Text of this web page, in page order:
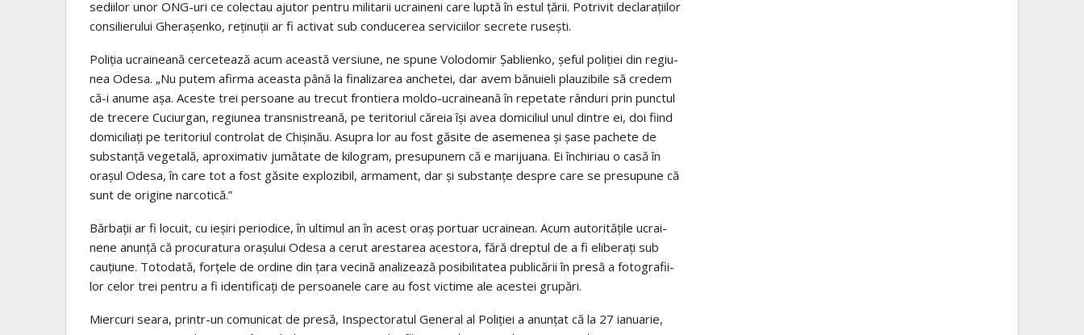
sedi­i­lor unor ONG-uri ce colec­tau aju­tor pen­tru mili­ta­rii ucrai­neni care luptă în estul ţării. Potri­vit decla­ra­ţi­i­lor
con­si­li­e­ru­lui Ghe­ra­şenko, reţi­nu­ţii ar fi acti­vat sub con­du­ce­rea ser­vi­ci­i­lor secrete ruseşti.
Poli­ţia ucrai­ne­ană cer­ce­tează acum această ver­siune, ne spune Volo­do­mir Şabli­enko, şeful poli­ţiei din regiu­
nea Odesa. „Nu putem afirma aceasta până la fina­li­za­rea anche­tei, dar avem bănu­ieli pla­u­zi­bile să cre­dem
că-i anume așa. Aceste trei per­soane au tre­cut fron­ti­era moldo-ucraineană în repe­tate rân­duri prin punc­tul
de tre­cere Cuciur­gan, regiu­nea trans­nis­treană, pe teri­to­riul căreia îşi avea domi­ci­liul unul din­tre ei, doi fiind
domi­ci­li­aţi pe teri­to­riul con­tro­lat de Chi­şi­nău. Asu­pra lor au fost găsite de ase­me­nea şi şase pachete de
sub­stanţă vege­tală, apro­xi­ma­tiv jumă­tate de kilo­gram, pre­su­pu­nem că e mari­ju­ana. Ei închi­riau o casă în
ora­şul Odesa, în care tot a fost găsite explo­zi­bil, arma­ment, dar şi sub­stanţe des­pre care se pre­su­pune că
sunt de ori­gine nar­co­tică.”
Băr­ba­ţii ar fi locuit, cu ieşiri peri­o­dice, în ulti­mul an în acest oraş por­tuar ucrai­nean. Acum auto­ri­tă­ţile ucrai­
nene anu­nţă că pro­cu­ra­tura ora­şu­lui Odesa a cerut ares­ta­rea aces­tora, fără drep­tul de a fi eli­be­raţi sub
cau­ţiune. Tot­o­dată, forţele de ordine din ţara vecină ana­li­zează posi­bi­li­ta­tea publi­că­rii în presă a foto­gra­fi­i­
lor celor trei pen­tru a fi iden­ti­fi­cați de per­soa­nele care au fost vic­time ale aces­tei gru­pări.
Mier­curi seara, printr-un comu­ni­cat de presă, Inspec­to­ra­tul Gene­ral al Poli­ției a anun­țat că la 27 ianu­a­rie,